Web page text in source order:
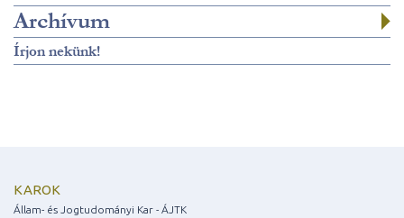
Archívum
Írjon nekünk!
KAROK
Állam- és Jogtudományi Kar - ÁJTK